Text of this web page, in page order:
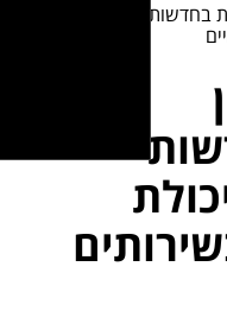
כלכליות לבין